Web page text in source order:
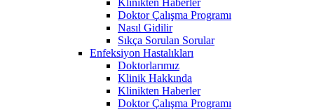
Doktor Çalışma Programı
Nasıl Gidilir
Sıkça Sorulan Sorular
Enfeksiyon Hastalıkları
Doktorlarımız
Klinik Hakkında
Klinikten Haberler
Doktor Çalışma Programı